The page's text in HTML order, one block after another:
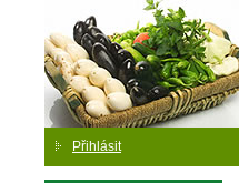
Přihlásit